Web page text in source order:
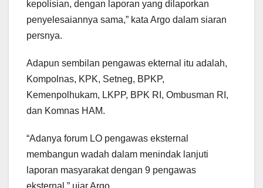
kepolisian, dengan laporan yang dilaporkan
penyelesaiannya sama,” kata Argo dalam siaran
persnya.
Adapun sembilan pengawas ekternal itu adalah,
Kompolnas, KPK, Setneg, BPKP,
Kemenpolhukam, LKPP, BPK RI, Ombusman RI,
dan Komnas HAM.
“Adanya forum LO pengawas eksternal
membangun wadah dalam menindak lanjuti
laporan masyarakat dengan 9 pengawas
eksternal,” ujar Argo.